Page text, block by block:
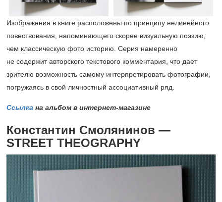
Изображения в книге расположены по принципу нелинейного
повествования, напоминающего скорее визуальную поэзию,
чем классическую фото историю. Серия намеренно
не содержит авторского текстового комментария, что дает
зрителю возможность самому интерпретировать фотографии,
погружаясь в свой личностный ассоциативный ряд.
Ссылка на альбом в интернет-магазине
Константин Смолянинов —
STREET THEOGRAPHY